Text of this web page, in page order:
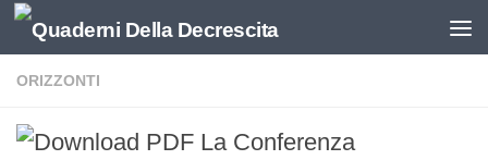
Salta al contenuto
ORIZZONTI
La Conferenza